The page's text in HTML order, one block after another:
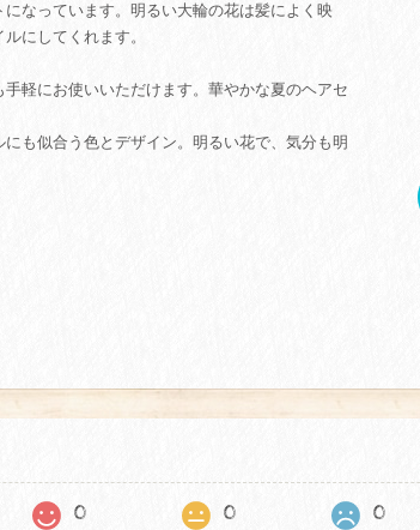
なっています。明るい大輪の花は髪によく映
にしてくれます。
手軽にお使いいただけます。華やかな夏のヘアセ
も似合う色とデザイン。明るい花で、気分も明
0 0 0